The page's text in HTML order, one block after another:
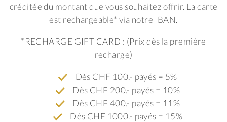
créditée du montant que vous souhaitez offrir. La carte
est rechargeable* via notre IBAN.
*RECHARGE GIFT CARD : (Prix dès la première
recharge)
Dès CHF 100.- payés = 5%
Dès CHF 200.- payés = 10%
Dès CHF 400.- payés = 11%
Dès CHF 1000.- payés = 15%